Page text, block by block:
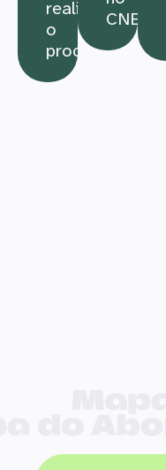
realizar
o
procedimento
CNES